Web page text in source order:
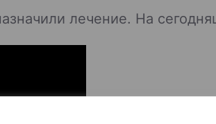
лечение. На